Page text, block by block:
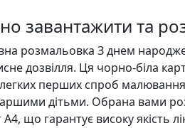
завантажити та
розмальовка З днем
дозвілля. Ця чорно-біла
перших спроб
дітьми. Обрана вами
що гарантує високу якість